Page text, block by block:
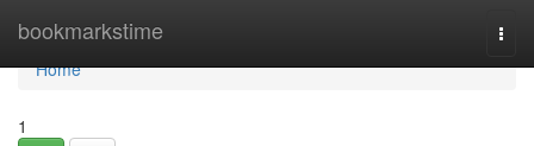
bookmarkstime
Home
Home
1